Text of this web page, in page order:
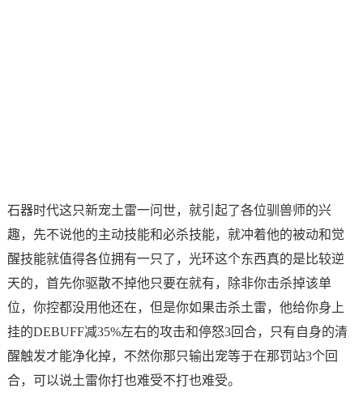
石器时代这只新宠土雷一问世，就引起了各位驯兽师的兴
趣，先不说他的主动技能和必杀技能，就冲着他的被动和觉
醒技能就值得各位拥有一只了，光环这个东西真的是比较逆
天的，首先你驱散不掉他只要在就有，除非你击杀掉该单
位，你控都没用他还在，但是你如果击杀土雷，他给你身上
挂的DEBUFF减35%左右的攻击和停怒3回合，只有自身的清
醒触发才能净化掉，不然你那只输出宠等于在那罚站3个回
合，可以说土雷你打也难受不打也难受。